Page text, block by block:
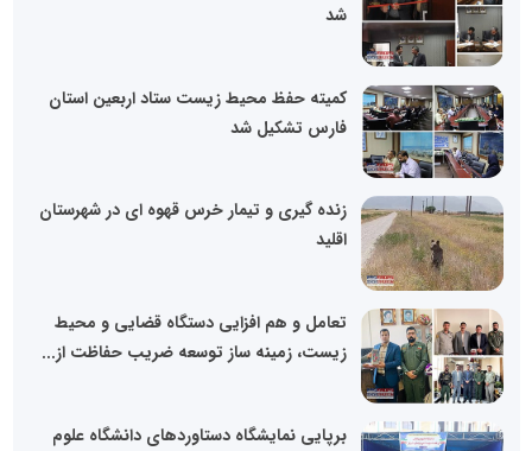
شد
کمیته حفظ محیط زیست ستاد اربعین استان
فارس تشکیل شد
زنده گیری و تیمار خرس قهوه ای در شهرستان
اقلید
تعامل و هم افزایی دستگاه قضایی و محیط
زیست، زمینه ساز توسعه ضریب حفاظت از...
برپایی نمایشگاه دستاوردهای دانشگاه علوم